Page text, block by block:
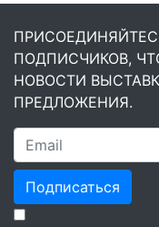
ПОДПИСЧИКОВ,
НОВОСТИ
ПРЕДЛОЖЕНИЯ.
Подписаться